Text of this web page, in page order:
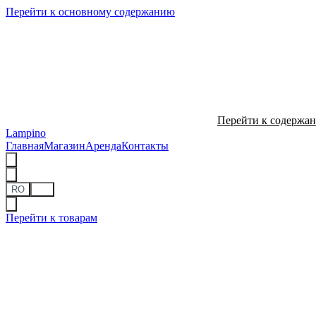
Перейти к основному содержанию
Перейти к
Lampino
ГлавнаяМагазинАрендаКонтакты
RO
Перейти к товарам